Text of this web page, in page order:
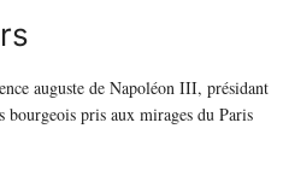
auguste de Napoléon III, présidant
bourgeois pris aux mirages du Paris